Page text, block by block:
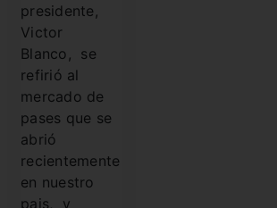
presidente,
Victor
Blanco, se
refirió al
mercado de
pases que se
abrió
recientemente
en nuestro
pais, y